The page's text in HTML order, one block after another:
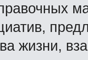
жизни,